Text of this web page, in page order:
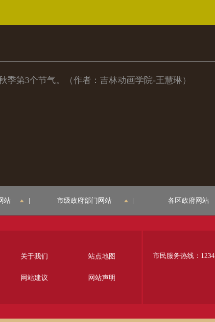
季第3个节气。（作者：吉林动画学院-王慧琳）
站 市级政府部门网站 各区政府网站
关于我们 站点地图
网站建议 网站声明
市民服务热线：